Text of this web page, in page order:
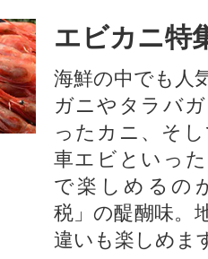
エビカニ特
海鮮の中でも人
ガニやタラバ
ったカニ、そ
車エビといっ
で楽しめるの
税」の醍醐味。
違いも楽しめま